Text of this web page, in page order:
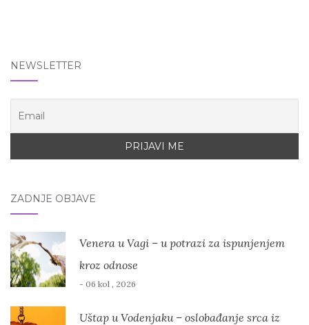
NEWSLETTER
ZADNJE OBJAVE
Venera u Vagi – u potrazi za ispunjenjem
kroz odnose
- 06 kol , 2026
Uštap u Vodenjaku – oslobađanje srca iz